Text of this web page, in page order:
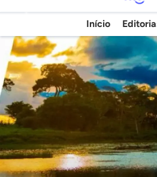
de
Início